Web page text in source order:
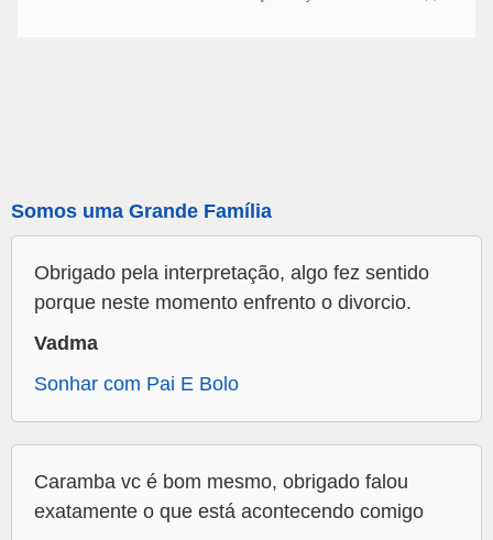
Somos uma Grande Família
Obrigado pela interpretação, algo fez sentido
porque neste momento enfrento o divorcio.
Vadma
Sonhar com Pai E Bolo
Caramba vc é bom mesmo, obrigado falou
exatamente o que está acontecendo comigo